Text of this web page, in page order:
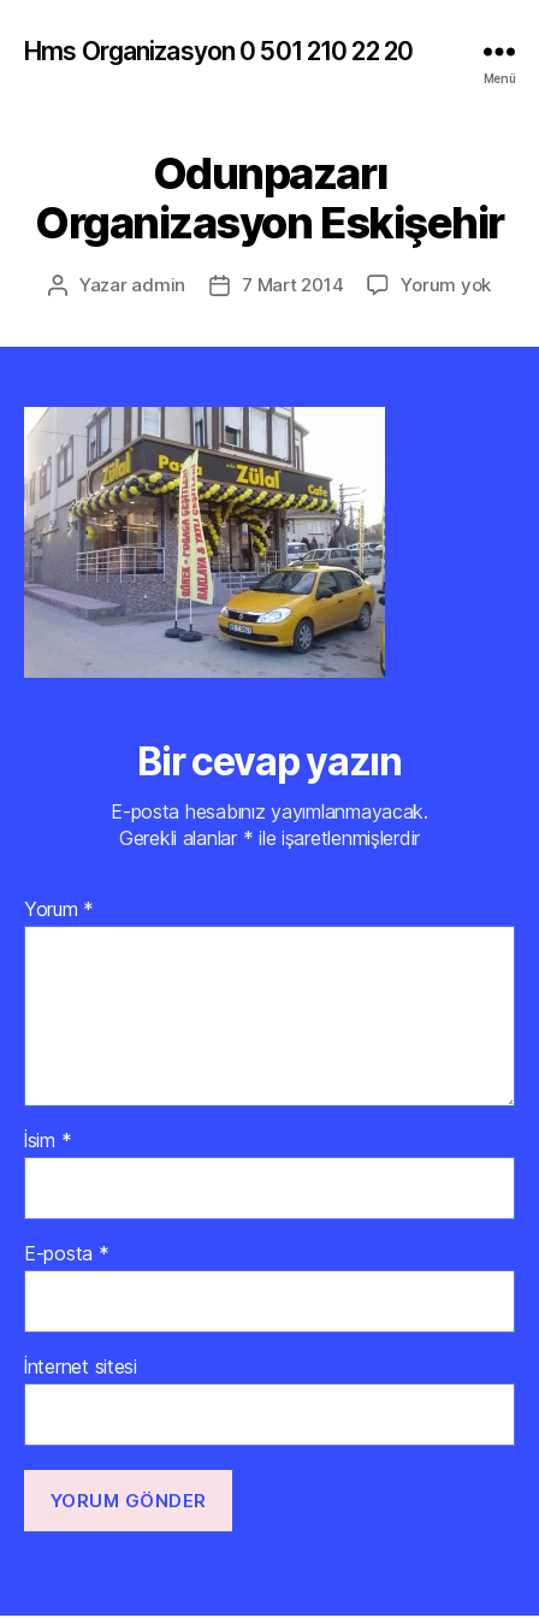
Hms Organizasyon 0 501 210 22 20
Menü
Odunpazarı
Organizasyon Eskişehir
Yazının
Yazar admin
Yazı7 Mart 2014 Yorum yok
Bir cevap yazın
E-posta hesabınız yayımlanmayacak.
Gerekli alanlar * ile işaretlenmişlerdir
Yorum *
İsim *
E-posta *
İnternet sitesi